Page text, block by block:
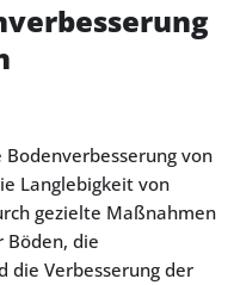
von
Langlebigkeit von
gezielte Maßnahmen
die
die Verbesserung der